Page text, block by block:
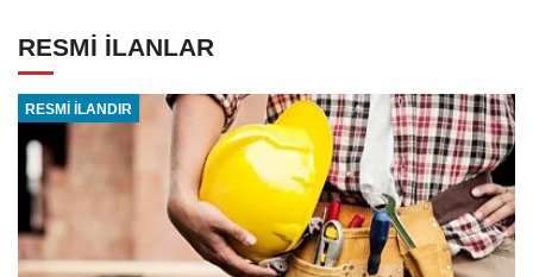
RESMİ İLANLAR
RESMİ İLANDIR